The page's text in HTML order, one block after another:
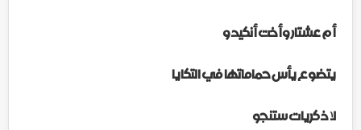
أم عشتار وأخت أنكيدو
يتضوع يأس حماماتها في التكايا
لا ذكريات ستنجو